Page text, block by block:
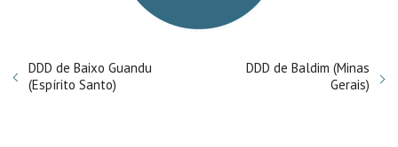
DDD de Baixo Guandu
(Espírito Santo)
DDD de Baldim (Minas
Gerais)